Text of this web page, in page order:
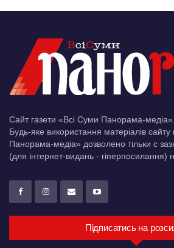
Сайт газети «Всі Суми Панорама-
Будь-яке використання матеріалів сайту
Панорама-медіа» дозволено тільки c
(для інтернет-видань - гіперпосилання)
Підписатись на